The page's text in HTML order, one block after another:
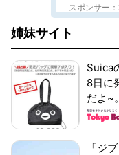
スポンサー
姉妹サイト
Suica
8日に
だよ~。
「ジ